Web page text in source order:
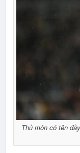
Thủ môn có tên